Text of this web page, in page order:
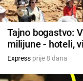
Tajno bogastvo:
milijune - hoteli,
Expressprije 8 dana